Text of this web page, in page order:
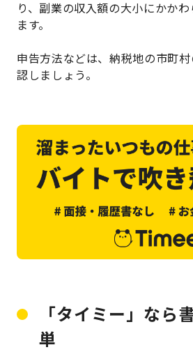
り、副業の収入額の大小にかか
ます。
申告方法などは、納税地の市町
認しましょう。
「タイミー」なら
単